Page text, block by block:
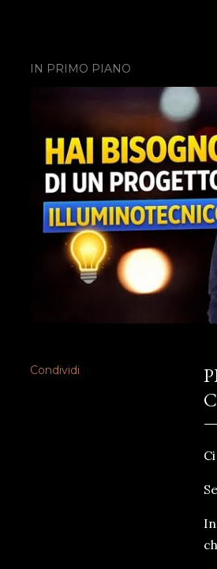
IN PRIMO PIANO
Condividi